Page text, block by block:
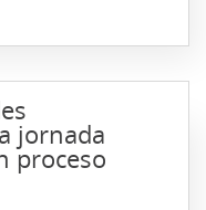
jornada
proceso